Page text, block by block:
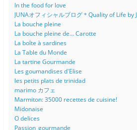
In the food for love
JUNAオフィシャルブログ＊Quality of Life by
La bouche pleine
La bouche pleine de... Carotte
La boîte à sardines
La Table du Monde
La tartine Gourmande
Les goumandises d'Elise
les petits plats de trinidad
marimo カフェ
Marmiton: 35000 recettes de cuisine!
Midonaise
O delices
Passion_gourmande